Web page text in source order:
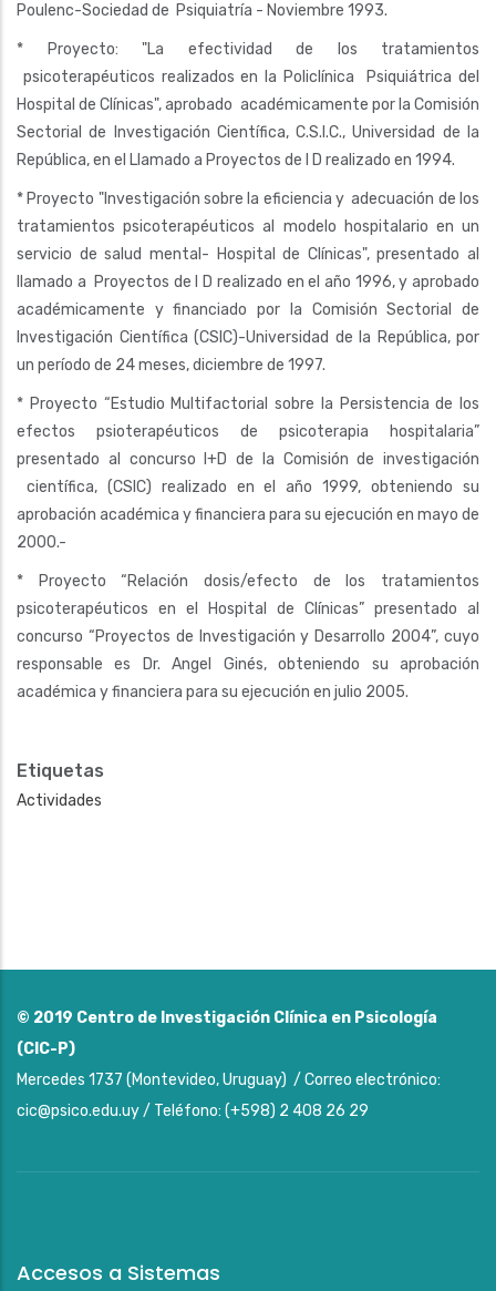
Poulenc-Sociedad de Psiquiatría - Noviembre 1993.
* Proyecto: "La efectividad de los tratamientos
psicoterapéuticos realizados en la Policlínica Psiquiátrica del
Hospital de Clínicas", aprobado académicamente por la Comisión
Sectorial de Investigación Científica, C.S.I.C., Universidad de la
República, en el Llamado a Proyectos de I D realizado en 1994.
* Proyecto "Investigación sobre la eficiencia y adecuación de los
tratamientos psicoterapéuticos al modelo hospitalario en un
servicio de salud mental- Hospital de Clínicas", presentado al
llamado a Proyectos de I D realizado en el año 1996, y aprobado
académicamente y financiado por la Comisión Sectorial de
Investigación Científica (CSIC)-Universidad de la República, por
un período de 24 meses, diciembre de 1997.
* Proyecto “Estudio Multifactorial sobre la Persistencia de los
efectos psioterapéuticos de psicoterapia hospitalaria”
presentado al concurso I+D de la Comisión de investigación
científica, (CSIC) realizado en el año 1999, obteniendo su
aprobación académica y financiera para su ejecución en mayo de
2000.-
* Proyecto “Relación dosis/efecto de los tratamientos
psicoterapéuticos en el Hospital de Clínicas” presentado al
concurso “Proyectos de Investigación y Desarrollo 2004”, cuyo
responsable es Dr. Angel Ginés, obteniendo su aprobación
académica y financiera para su ejecución en julio 2005.
Etiquetas
Actividades
© 2019 Centro de Investigación Clínica en Psicología
(CIC-P)
Mercedes 1737 (Montevideo, Uruguay) / Correo electrónico:
cic@psico.edu.uy / Teléfono: (+598) 2 408 26 29
Accesos a Sistemas